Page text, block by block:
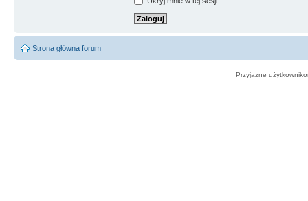
Strona główna forum
Przyjazne